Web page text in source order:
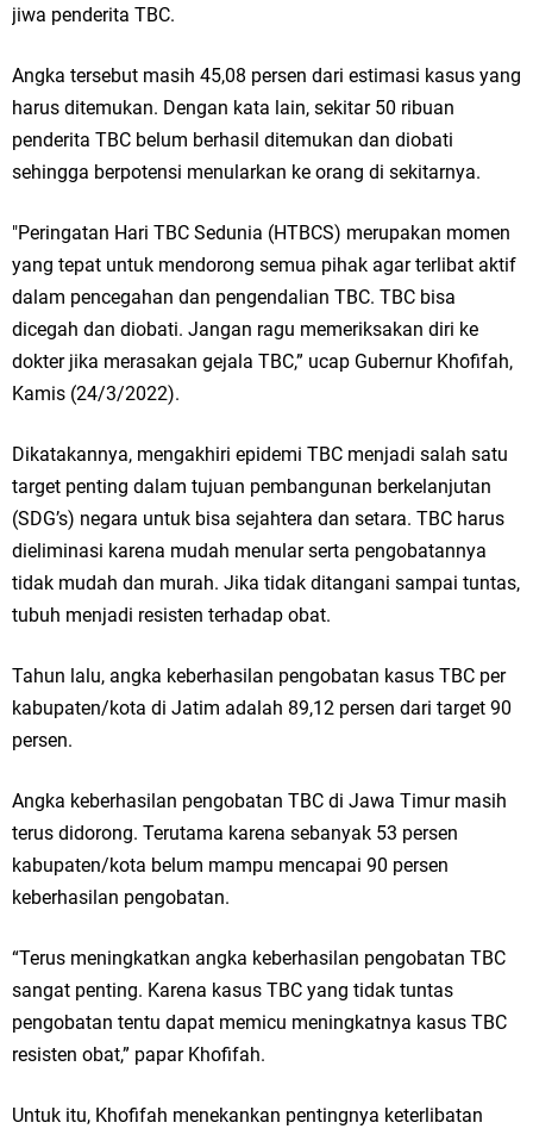
Hari Jadi Pertama PHIGMA: Advokat dan LBH Perkuat Soliditas di
Jakarta
Zakat Produktif Dorong Kemandirian UMKM, LAZISNU Kedamean Bantu
Kembangkan Warung Bu Wiwik
Karang Taruna Gresik Perkuat Ekonomi Lewat Pemanfaatan Gedung C
Islamic Center
Nila Yani Apresiasi Launching Komunitas Gowes dan Pasar Ahad
Jajanan Jadul di Ecopark Randuagung
DPC PDI Perjuangan Gresik Tebar Berkah Idul Adha, Bagikan Daging
Kurban untuk Ratusan Warga
Ponpes Himmatul Khoiriyah Gelar Penyembelihan Hewan Qurban dari
RT 03 RW 01 Patra Raya Rosewood Cerme Gresik Berbenah dan
Bersolek, Siap Meriahkan HUT Ke 81 RI
Jumat, 7 Agustus
jiwa penderita TBC.
Angka tersebut masih 45,08 persen dari estimasi kasus yang
harus ditemukan. Dengan kata lain, sekitar 50 ribuan
penderita TBC belum berhasil ditemukan dan diobati
sehingga berpotensi menularkan ke orang di sekitarnya.
"Peringatan Hari TBC Sedunia (HTBCS) merupakan momen
yang tepat untuk mendorong semua pihak agar terlibat aktif
dalam pencegahan dan pengendalian TBC. TBC bisa
dicegah dan diobati. Jangan ragu memeriksakan diri ke
dokter jika merasakan gejala TBC,” ucap Gubernur Khofifah,
Kamis (24/3/2022).
Dikatakannya, mengakhiri epidemi TBC menjadi salah satu
target penting dalam tujuan pembangunan berkelanjutan
(SDG’s) negara untuk bisa sejahtera dan setara. TBC harus
dieliminasi karena mudah menular serta pengobatannya
tidak mudah dan murah. Jika tidak ditangani sampai tuntas,
tubuh menjadi resisten terhadap obat.
Tahun lalu, angka keberhasilan pengobatan kasus TBC per
kabupaten/kota di Jatim adalah 89,12 persen dari target 90
persen.
Angka keberhasilan pengobatan TBC di Jawa Timur masih
terus didorong. Terutama karena sebanyak 53 persen
kabupaten/kota belum mampu mencapai 90 persen
keberhasilan pengobatan.
“Terus meningkatkan angka keberhasilan pengobatan TBC
sangat penting. Karena kasus TBC yang tidak tuntas
pengobatan tentu dapat memicu meningkatnya kasus TBC
resisten obat,” papar Khofifah.
Untuk itu, Khofifah menekankan pentingnya keterlibatan